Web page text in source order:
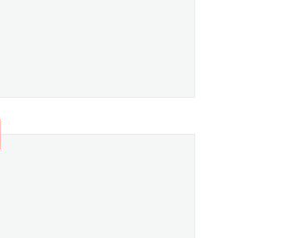
fenêtre)